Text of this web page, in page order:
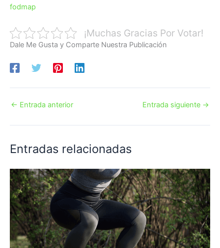
fodmap
¡Muchas Gracias Por Votar!
Dale Me Gusta y Comparte Nuestra Publicación
← Entrada anterior Entrada siguiente →
Entradas relacionadas